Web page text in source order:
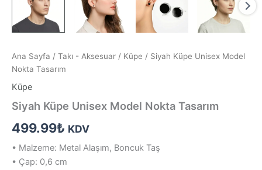
Ana Sayfa / Takı - Aksesuar / Küpe / Siyah Küpe Unisex Model
Nokta Tasarım
Küpe
Siyah Küpe Unisex Model Nokta Tasarım
499.99₺ KDV
• Malzeme: Metal Alaşım, Boncuk Taş
• Çap: 0,6 cm